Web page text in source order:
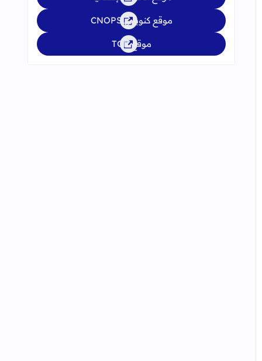
موقع كنوبس CNOPS
موقع TGR